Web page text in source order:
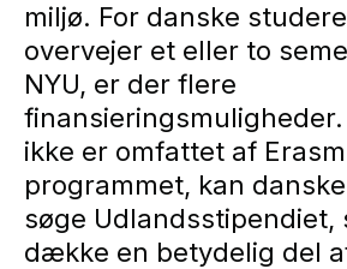
miljø. For danske
overvejer et eller to
NYU, er der flere
finansieringsmuligheder.
ikke er omfattet af
programmet, kan
søge Udlandsstipendiet,
dække en betydelig del